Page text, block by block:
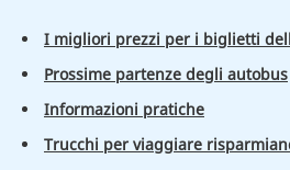
I migliori prezzi per i biglietti
Prossime partenze degli autobus
Informazioni pratiche
Trucchi per viaggiare